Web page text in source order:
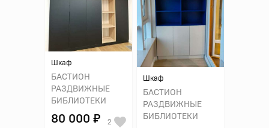
Шкаф
БАСТИОН
РАЗДВИЖНЫЕ
БИБЛИОТЕКИ
80 000 ₽ 2
Шкаф
БАСТИОН
РАЗДВИЖНЫЕ
БИБЛИОТЕКИ